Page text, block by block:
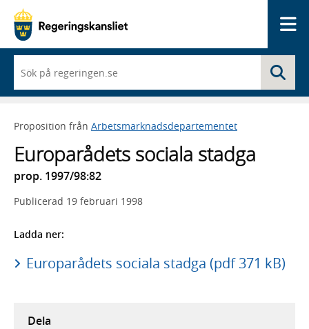
du
börjar
skriva
framträder
lista
med
sökförslag
Proposition från Arbetsmarknadsdepartementet
Europarådets sociala stadga
prop. 1997/98:82
Publicerad 19 februari 1998
Ladda ner:
Europarådets sociala stadga (pdf 371 kB)
Dela